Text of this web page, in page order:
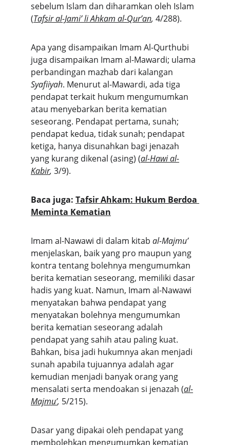
sebelum Islam dan diharamkan oleh Islam
(Tafsir al-Jami’ li Ahkam al-Qur’an, 4/288).
Apa yang disampaikan Imam Al-Qurthubi
juga disampaikan Imam al-Mawardi; ulama
perbandingan mazhab dari kalangan
Syafiiyah. Menurut al-Mawardi, ada tiga
pendapat terkait hukum mengumumkan
atau menyebarkan berita kematian
seseorang. Pendapat pertama, sunah;
pendapat kedua, tidak sunah; pendapat
ketiga, hanya disunahkan bagi jenazah
yang kurang dikenal (asing) (al-Hawi al-
Kabir, 3/9).
Baca juga: Tafsir Ahkam: Hukum Berdoa
Meminta Kematian
Imam al-Nawawi di dalam kitab al-Majmu’
menjelaskan, baik yang pro maupun yang
kontra tentang bolehnya mengumumkan
berita kematian seseorang, memiliki dasar
hadis yang kuat. Namun, Imam al-Nawawi
menyatakan bahwa pendapat yang
menyatakan bolehnya mengumumkan
berita kematian seseorang adalah
pendapat yang sahih atau paling kuat.
Bahkan, bisa jadi hukumnya akan menjadi
sunah apabila tujuannya adalah agar
kemudian menjadi banyak orang yang
mensalati serta mendoakan si jenazah (al-
Majmu’, 5/215).
Dasar yang dipakai oleh pendapat yang
membolehkan mengumumkan kematian